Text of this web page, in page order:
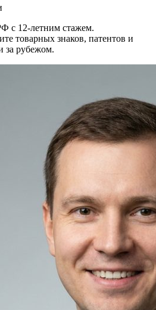
с 12-летним стажем.
товарных знаков, патентов и
за рубежом.